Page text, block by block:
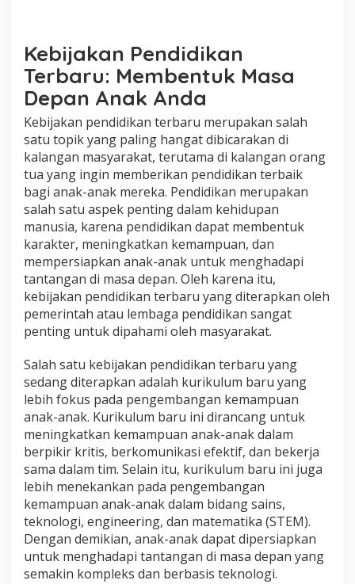
A
n
d
a
S
l
a
m
a
n
a
Kebijakan Pendidikan
Terbaru: Membentuk Masa
Depan Anak Anda
Kebijakan pendidikan terbaru merupakan salah
satu topik yang paling hangat dibicarakan di
kalangan masyarakat, terutama di kalangan orang
tua yang ingin memberikan pendidikan terbaik
bagi anak-anak mereka. Pendidikan merupakan
salah satu aspek penting dalam kehidupan
manusia, karena pendidikan dapat membentuk
karakter, meningkatkan kemampuan, dan
mempersiapkan anak-anak untuk menghadapi
tantangan di masa depan. Oleh karena itu,
kebijakan pendidikan terbaru yang diterapkan oleh
pemerintah atau lembaga pendidikan sangat
penting untuk dipahami oleh masyarakat.
Salah satu kebijakan pendidikan terbaru yang
sedang diterapkan adalah kurikulum baru yang
lebih fokus pada pengembangan kemampuan
anak-anak. Kurikulum baru ini dirancang untuk
meningkatkan kemampuan anak-anak dalam
berpikir kritis, berkomunikasi efektif, dan bekerja
sama dalam tim. Selain itu, kurikulum baru ini juga
lebih menekankan pada pengembangan
kemampuan anak-anak dalam bidang sains,
teknologi, engineering, dan matematika (STEM).
Dengan demikian, anak-anak dapat dipersiapkan
untuk menghadapi tantangan di masa depan yang
semakin kompleks dan berbasis teknologi.